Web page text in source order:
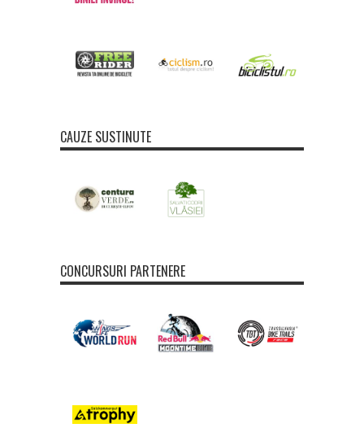
CAUZE SUSTINUTE
CONCURSURI PARTENERE